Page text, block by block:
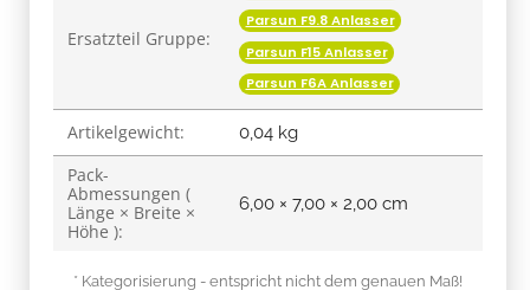
Ersatzteil Gruppe:
Parsun F9.8 Anlasser
Parsun F15 Anlasser
Parsun F6A Anlasser
Artikelgewicht: 0,04 kg
Pack-
Abmessungen (
Länge × Breite ×
Höhe ):
6,00 × 7,00 × 2,00 cm
* Kategorisierung - entspricht nicht dem genauen Maß!